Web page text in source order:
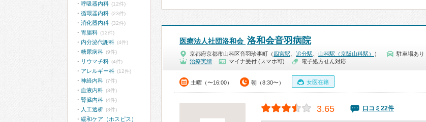
医療法人社団洛和会 洛和会音羽病院
京都府京都市山科区音羽珍事町（ 四宮駅 追分駅 山科駅（京阪山科駅） ） 駐車場あり
治療実績
マイナ受付 (スマホ可) 電子処方せん対応
土曜（〜16:00） 朝（8:30〜） 女医在籍
3.65 口コミ22件
呼吸器内科 (12件)
循環器内科 (23件)
消化器内科 (32件)
胃腸科 (12件)
内分泌代謝科 (4件)
糖尿病科 (9件)
リウマチ科 (4件)
アレルギー科 (12件)
神経内科 (7件)
血液内科 (3件)
腎臓内科 (4件)
人工透析 (3件)
緩和ケア（ホスピス）